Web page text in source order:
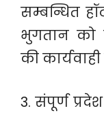
सम्बन्धित
भुगतान को
की
3. संपूर्ण